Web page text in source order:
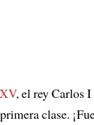
, el rey Carlos I
clase.